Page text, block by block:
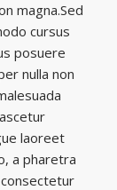
magna.Sed
cursus
posuere
nulla non
laoreet
a pharetra